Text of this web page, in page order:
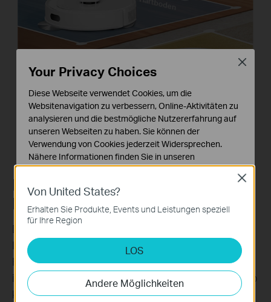
Teppich
LiDAR+IMU Dual-
Navigationssystem
Die 360°-Radaransicht kartiert jeden Zentimeter
Ihres Hauses präzise und erkennt auch kleine
Hindernisse mit hoher Genauigkeit. Mit der
individuell anpassbaren Bedienung in der Tapo-App
können Sie eine gründliche Ganzhausreinigung mit
Von United States?
Erhalten Sie Produkte, Events und Leistungen speziell
für Ihre Region
LOS
Andere Möglichkeiten
Close
Your Privacy Choices
Diese Webseite verwendet Cookies, um die
Websitenavigation zu verbessern, Online-Aktivitäten zu
analysieren und die bestmögliche Nutzererfahrung auf
unseren Webseiten zu haben. Sie können der
Verwendung von Cookies jederzeit Widersprechen.
Nähere Informationen finden Sie in unseren
Datenschutzhinweisen.
Notwendige Cookies
erforderlich und können in Ihren Systemen nicht
Analyse- und Marketing-Cookies
Analyse-Cookies ermöglichen es uns, Ihre Aktivitäten
auf unserer Website zu analysieren, um die
Funktionsweise unserer Website zu verbessern und
Close